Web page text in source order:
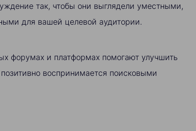
так, чтобы они выглядели уместными,
для вашей целевой аудитории.
форумах и платформах помогают улучшить
воспринимается поисковыми